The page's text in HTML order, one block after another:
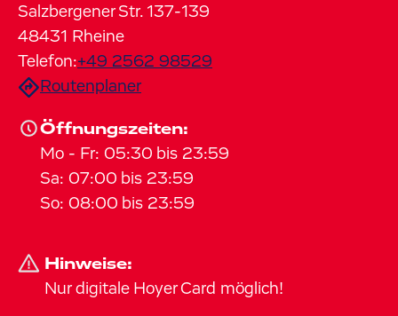
Salzbergener Str. 137-139
48431 Rheine
Telefon:+49 2562 98529
Routenplaner
Öffnungszeiten:
Mo - Fr: 05:30 bis 23:59
Sa: 07:00 bis 23:59
So: 08:00 bis 23:59
Hinweise:
Nur digitale Hoyer Card möglich!